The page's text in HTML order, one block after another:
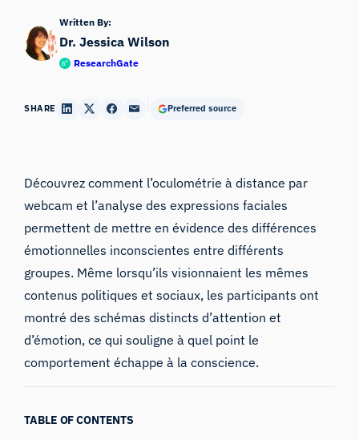
Written By:
Dr. Jessica Wilson
ResearchGate
SHARE Preferred source
Découvrez comment l’oculométrie à distance par
webcam et l’analyse des expressions faciales
permettent de mettre en évidence des différences
émotionnelles inconscientes entre différents
groupes. Même lorsqu’ils visionnaient les mêmes
contenus politiques et sociaux, les participants ont
montré des schémas distincts d’attention et
d’émotion, ce qui souligne à quel point le
comportement échappe à la conscience.
TABLE OF CONTENTS